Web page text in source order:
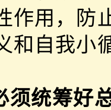
作用，防
和自我小
须统筹好